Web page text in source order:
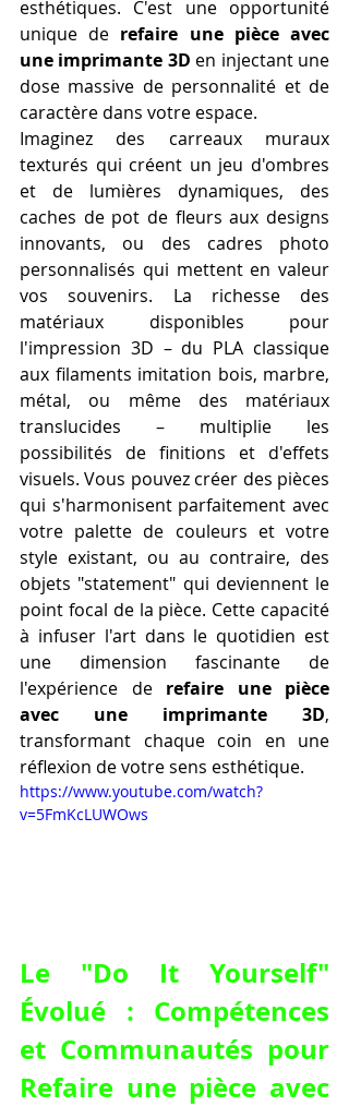
esthétiques. C'est une opportunité
unique de refaire une pièce avec
une imprimante 3D en injectant une
dose massive de personnalité et de
caractère dans votre espace.
Imaginez des carreaux muraux
texturés qui créent un jeu d'ombres
et de lumières dynamiques, des
caches de pot de fleurs aux designs
innovants, ou des cadres photo
personnalisés qui mettent en valeur
vos souvenirs. La richesse des
matériaux disponibles pour
l'impression 3D – du PLA classique
aux filaments imitation bois, marbre,
métal, ou même des matériaux
translucides – multiplie les
possibilités de finitions et d'effets
visuels. Vous pouvez créer des pièces
qui s'harmonisent parfaitement avec
votre palette de couleurs et votre
style existant, ou au contraire, des
objets "statement" qui deviennent le
point focal de la pièce. Cette capacité
à infuser l'art dans le quotidien est
une dimension fascinante de
l'expérience de refaire une pièce
avec une imprimante 3D,
transformant chaque coin en une
réflexion de votre sens esthétique.
https://www.youtube.com/watch?
v=5FmKcLUWOws
Le "Do It Yourself"
Évolué : Compétences
Refaire une pièce avec